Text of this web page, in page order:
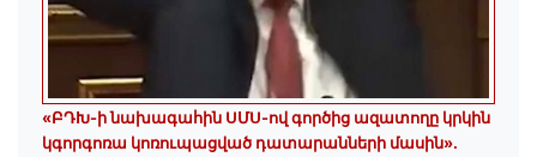
«ԲԴԽ-ի նախագահին ՍՄՍ-ով գործից ազատողը կրկին
կգորգոռա կոռուպացված դատարանների մասին».